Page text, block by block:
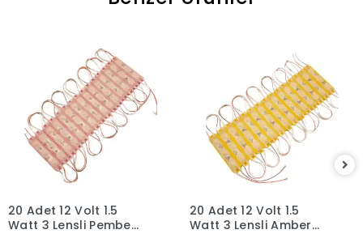
20 Adet 12 Volt 1.5
Watt 3 Lensli Pembe
20 Adet 12 Volt 1.5
Watt 3 Lensli Amber